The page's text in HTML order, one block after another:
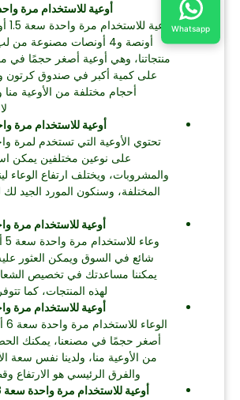
أوعية للاستخدام مرة واحدة سعة
أونصة و4 أونصات مصنوعة
منتجاتنا، وهي أوعية أصغر حجمًا في
على كمية أكبر في صندوق كرتون
أحجام مختلفة من الأوعية
أوعية للاستخدام مرة واحدة
على نوعين مختلفين يمكن
والمشروبات، ويختلف ارتفاع الوعاء
المختلفة، وسنكون المورد الجيد لك
أوعية للاستخدام مرة واحدة
شائع في السوق ويمكن العثور
يمكننا مساعدتك في تخصيص
لهذه المنتجات، كما
أوعية للاستخدام مرة واحدة
أصغر حجمًا في مصنعنا، يمكنك
من الأوعية منا، ولدينا نفس سعة
والفرق الرئيسي هو الارتفاع
أوعية للاستخدام مرة واحدة سعة 8 أونصة مع أغطية:
Whatsapp